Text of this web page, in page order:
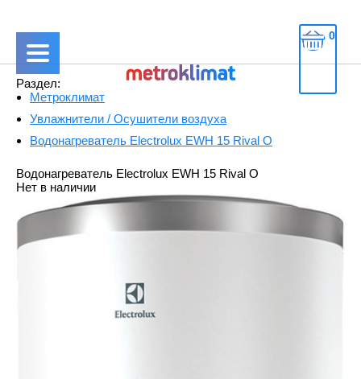
0
Раздел:
Метроклимат
Увлажнители / Осушители воздуха
Водонагреватель Electrolux EWH 15 Rival O
Водонагреватель Electrolux EWH 15 Rival O
Нет в наличии